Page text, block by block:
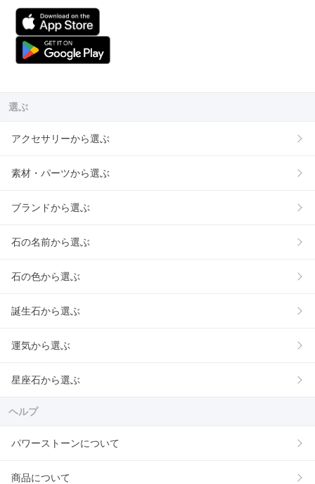
選ぶ
アクセサリーから選ぶ
素材・パーツから選ぶ
ブランドから選ぶ
石の名前から選ぶ
石の色から選ぶ
誕生石から選ぶ
運気から選ぶ
星座石から選ぶ
ヘルプ
パワーストーンについて
商品について